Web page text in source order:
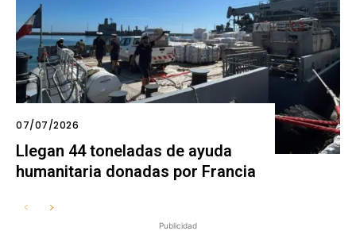
07/07/2026
Llegan 44 toneladas de ayuda
humanitaria donadas por Francia
Publicidad